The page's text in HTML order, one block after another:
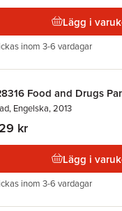
Lägg i
inom 3-6 vardagar
Food and Drugs
Engelska, 2013
kr
Lägg i
inom 3-6 vardagar